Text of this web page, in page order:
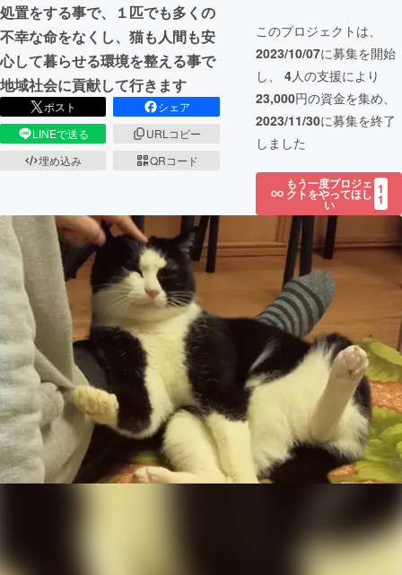
処置をする事で、１匹でも多くの
不幸な命をなくし、猫も人間も安
心して暮らせる環境を整える事で
地域社会に貢献して行きます
ポスト
シェア
LINEで送る
URLコピー
埋め込み
QRコード
このプロジェクトは、
2023/10/07に募集を開始
し、 4人の支援により
23,000円の資金を集め、
2023/11/30に募集を終了
しました
もう一度プロジェ
クトをやってほし
い
1
1